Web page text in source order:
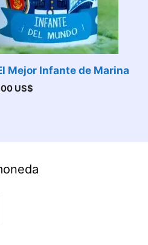
Mejor Infante de Marina
US$